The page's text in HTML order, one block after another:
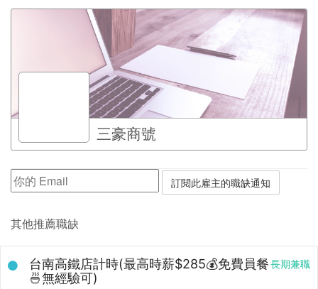
三豪商號
其他推薦職缺
長期兼職
台南高鐵店計時(最高時薪$285💰免費員餐
🍜無經驗可)